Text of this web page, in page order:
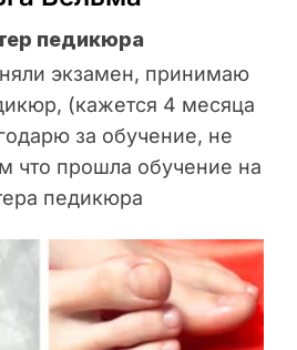
педикюра
экзамен, принимаю
(кажется 4 месяца
за обучение, не
что прошла обучение на
педикюра